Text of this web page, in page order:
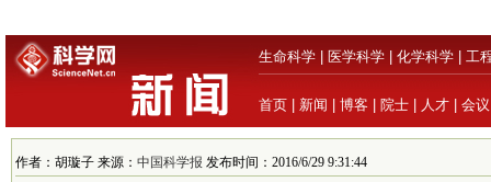
生命科学 医学科学 化学科学 工
首页 新闻 博客 院士 人才 会议
作者：胡璇子 来源： 中国科学报 发布时间：2016/6/29 9:31:44